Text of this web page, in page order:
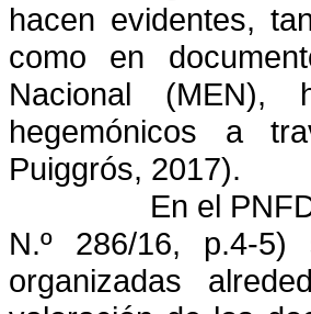
hacen evidentes,
como en
Nacional (MEN),
hegemónicos a
Puiggrós, 2017).
En el
N.º 286/16, p.4-
organizadas